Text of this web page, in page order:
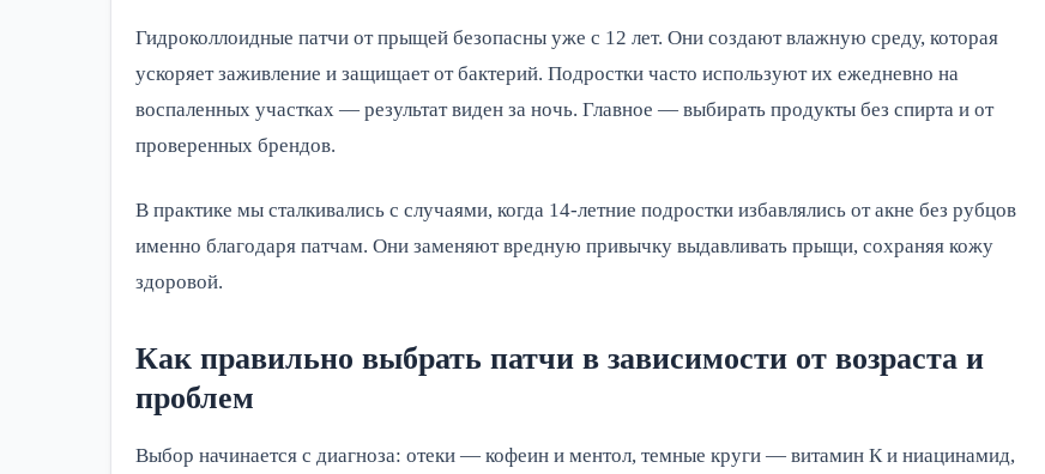
Гидроколлоидные патчи от прыщей безопасны уже с 12 лет. Они создают влажную среду, которая
ускоряет заживление и защищает от бактерий. Подростки часто используют их ежедневно на
воспаленных участках — результат виден за ночь. Главное — выбирать продукты без спирта и от
проверенных брендов.
В практике мы сталкивались с случаями, когда 14-летние подростки избавлялись от акне без рубцов
именно благодаря патчам. Они заменяют вредную привычку выдавливать прыщи, сохраняя кожу
здоровой.
Как правильно выбрать патчи в зависимости от возраста и
проблем
Выбор начинается с диагноза: отеки — кофеин и ментол, темные круги — витамин К и ниацинамид,